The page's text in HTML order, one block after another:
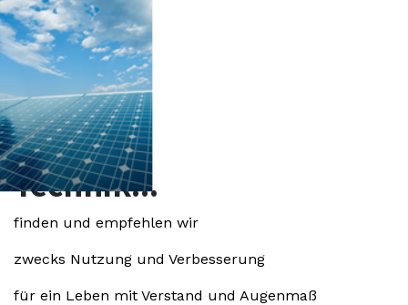
Technik...
finden und empfehlen wir
zwecks Nutzung und Verbesserung
für ein Leben mit Verstand und Augenmaß